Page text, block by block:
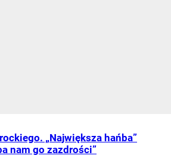
„Największa hańba”
nam go zazdrości”